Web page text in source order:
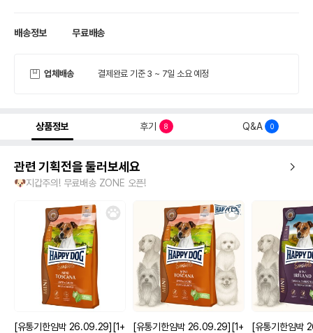
배송정보 무료배송
업체배송 결제완료 기준 3 ~ 7일 소요 예정
상품정보 후기 8 Q&A 0
관련 기획전을 둘러보세요
🐶지갑주의! 무료배송 ZONE 오픈!
[유통기한임박 26.09.29][1+
[유통기한임박 26.09.29][1+
[유통기한임박